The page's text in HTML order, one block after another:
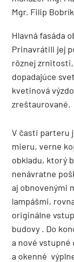
Mgr. Filip
Hlavná fasáda
Prinavrátili jej
rôznej
dopadajúce
kvetinová
zreštaurované.
V časti parteru
mieru, verne
obkladu, ktorý
nenávratne
aj obnovenými
lampášmi,
originálne
budovy . Do
a nové
a okenné